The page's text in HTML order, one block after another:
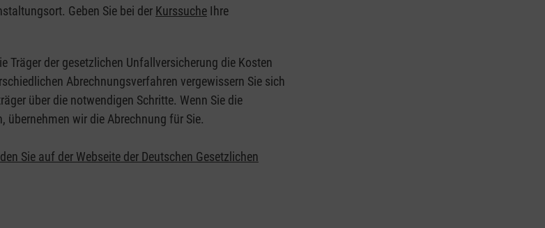
Geben Sie bei der Kurssuche Ihre
Träger der gesetzlichen Unfallversicherung die Kosten
Abrechnungsverfahren vergewissern Sie sich
über die notwendigen Schritte. Wenn Sie die
übernehmen wir die Abrechnung für Sie.
Sie auf der Webseite der Deutschen Gesetzlichen